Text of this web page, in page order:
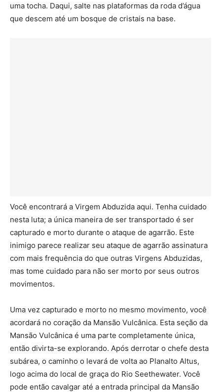
uma tocha. Daqui, salte nas plataformas da roda d’água
que descem até um bosque de cristais na base.
Você encontrará a Virgem Abduzida aqui. Tenha cuidado
nesta luta; a única maneira de ser transportado é ser
capturado e morto durante o ataque de agarrão. Este
inimigo parece realizar seu ataque de agarrão assinatura
com mais frequência do que outras Virgens Abduzidas,
mas tome cuidado para não ser morto por seus outros
movimentos.
Uma vez capturado e morto no mesmo movimento, você
acordará no coração da Mansão Vulcânica. Esta seção da
Mansão Vulcânica é uma parte completamente única,
então divirta-se explorando. Após derrotar o chefe desta
subárea, o caminho o levará de volta ao Planalto Altus,
logo acima do local de graça do Rio Seethewater. Você
pode então cavalgar até a entrada principal da Mansão